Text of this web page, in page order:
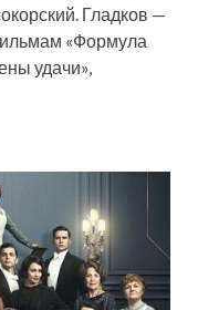
Гладков —
«Формула
удачи»,